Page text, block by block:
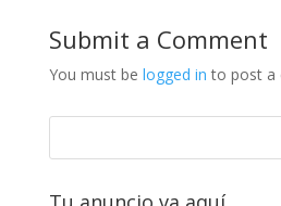
Submit a Comment
You must be logged in to post a